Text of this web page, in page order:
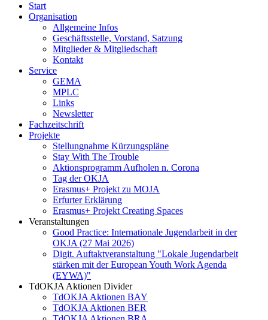
Start
Organisation
Allgemeine Infos
Geschäftsstelle, Vorstand, Satzung
Mitglieder & Mitgliedschaft
Kontakt
Service
GEMA
MPLC
Links
Newsletter
Fachzeitschrift
Projekte
Stellungnahme Kürzungspläne
Stay With The Trouble
Aktionsprogramm Aufholen n. Corona
Tag der OKJA
Erasmus+ Projekt zu MOJA
Erfurter Erklärung
Erasmus+ Projekt Creating Spaces
Veranstaltungen
Good Practice: Internationale Jugendarbeit in der
OKJA (27 Mai 2026)
Digit. Auftaktveranstaltung "Lokale Jugendarbeit
stärken mit der European Youth Work Agenda
(EYWA)"
TdOKJA Aktionen Divider
TdOKJA Aktionen BAY
TdOKJA Aktionen BER